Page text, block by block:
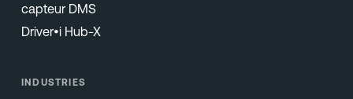
capteur DMS
Driver•i Hub-X
INDUSTRIES